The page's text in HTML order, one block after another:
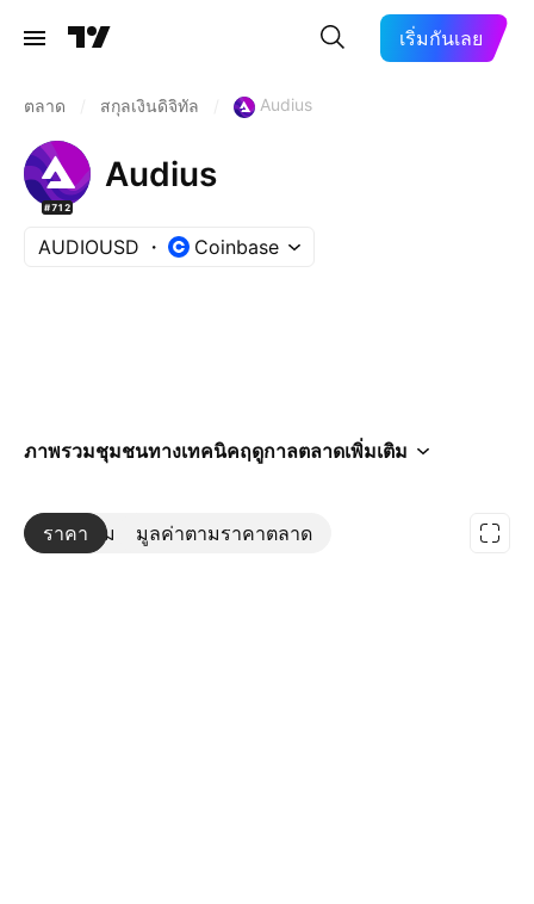
เริ่มกันเลย
ตลาด สกุลเงินดิจิทัล Audius
#712
Audius
AUDIOUSD Coinbase
ภาพรวมชุมชนทางเทคนิคฤดูกาลตลาดเพิ่มเติม
ราคา มูลค่าตามราคาตลาด
เพิ่มเติม